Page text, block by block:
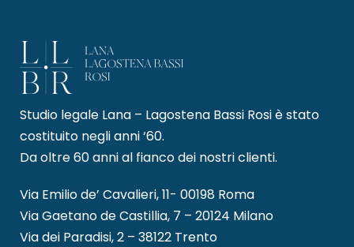
Studio legale Lana – Lagostena Bassi Rosi è stato
costituito negli anni ‘60.
Da oltre 60 anni al fianco dei nostri clienti.
Via Emilio de’ Cavalieri, 11- 00198 Roma
Via Gaetano de Castillia, 7 – 20124 Milano
Via dei Paradisi, 2 – 38122 Trento